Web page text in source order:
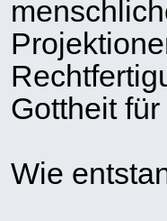
Gottheit
Wie